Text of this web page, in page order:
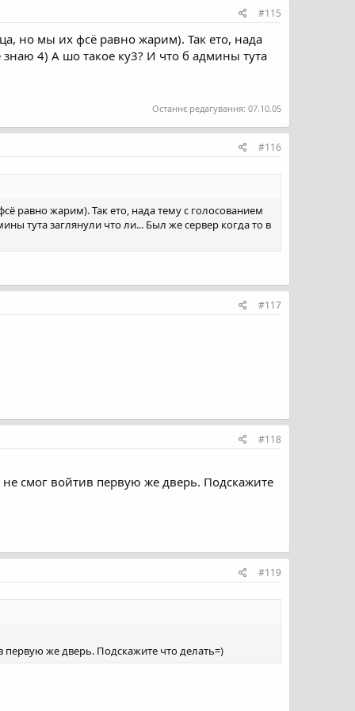
#115
но мы их фсё равно жарим). Так ето, нада
4) А шо такое ку3? И что б админы тута
Останнє редагування: 07.10.05
#116
равно жарим). Так ето, нада тему с голосованием
тута заглянули что ли... Был же сервер когда то в
#117
#118
смог войтив первую же дверь. Подскажите
#119
первую же дверь. Подскажите что делать=)